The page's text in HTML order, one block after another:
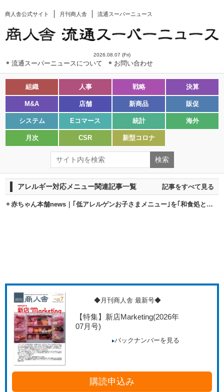
商人舎公式サイト 月刊商人舎 流通スーパーニュース
2026.08.07 (Fri)
流通スーパーニュースについて お問い合わせ
組織 人事 戦略 決算
M&A 店舗 新商品 販促
システム Eコマース 統計 海外
月次 CSR 新型コロナ
アレルギー対応メニュー関連記事一覧 記事をすべて見る
赤ちゃん本舗news｜｢低アレルゲンお子さまメニュー｣を｢和食処とんでん｣で提供
◆月刊商人舎 最新号◆
【特集】新店Marketing(2026年
07月号)
バックナンバーを見る
購読申込み